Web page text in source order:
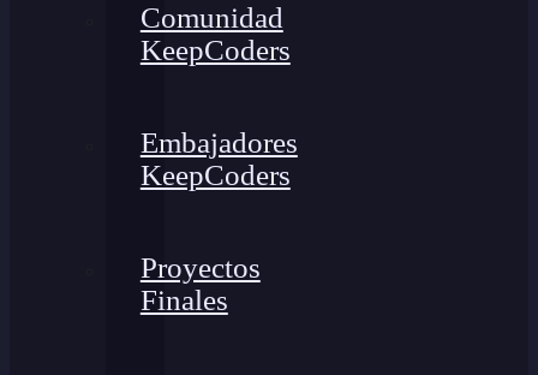
Comunidad
KeepCoders
Embajadores
KeepCoders
Proyectos
Finales